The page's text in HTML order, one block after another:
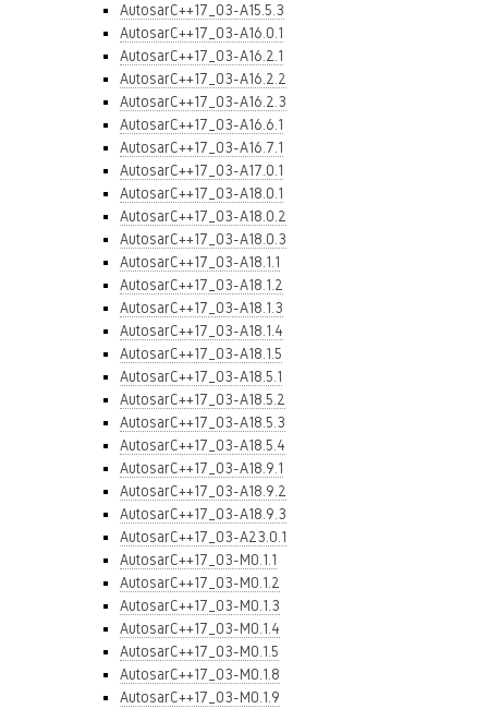
AutosarC++17_03-A15.5.3
AutosarC++17_03-A16.0.1
AutosarC++17_03-A16.2.1
AutosarC++17_03-A16.2.2
AutosarC++17_03-A16.2.3
AutosarC++17_03-A16.6.1
AutosarC++17_03-A16.7.1
AutosarC++17_03-A17.0.1
AutosarC++17_03-A18.0.1
AutosarC++17_03-A18.0.2
AutosarC++17_03-A18.0.3
AutosarC++17_03-A18.1.1
AutosarC++17_03-A18.1.2
AutosarC++17_03-A18.1.3
AutosarC++17_03-A18.1.4
AutosarC++17_03-A18.1.5
AutosarC++17_03-A18.5.1
AutosarC++17_03-A18.5.2
AutosarC++17_03-A18.5.3
AutosarC++17_03-A18.5.4
AutosarC++17_03-A18.9.1
AutosarC++17_03-A18.9.2
AutosarC++17_03-A18.9.3
AutosarC++17_03-A23.0.1
AutosarC++17_03-M0.1.1
AutosarC++17_03-M0.1.2
AutosarC++17_03-M0.1.3
AutosarC++17_03-M0.1.4
AutosarC++17_03-M0.1.5
AutosarC++17_03-M0.1.8
AutosarC++17_03-M0.1.9